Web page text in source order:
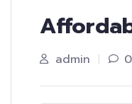
admin